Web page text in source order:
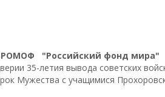
"Российский фонд мира"
35-летия вывода советских
Мужества с учащимися